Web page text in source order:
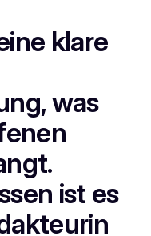
klare
was
ist es